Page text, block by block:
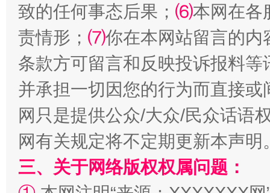
致的任何事态后果； ⑹本网在各
责情形； ⑺你在本网站留言的内
条款方可留言和反映投诉报料
并承担一切因您的行为而直接
网只是提供公众/大众/民众话语
网有关规定将不定期更新本声明
三、关于网络版权权属问题：